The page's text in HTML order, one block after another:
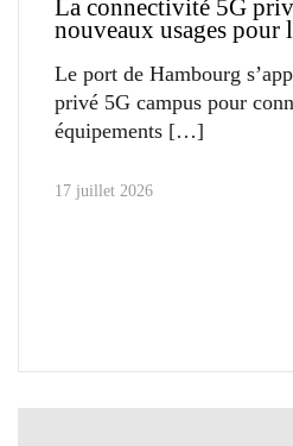
La connectivité 5G
nouveaux usages pour
Le port de Hambourg
privé 5G campus pour
équipements
17 juillet 2026